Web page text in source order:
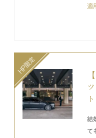
適
結
て